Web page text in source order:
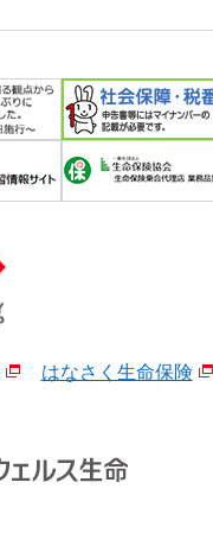
はなさく生命保険